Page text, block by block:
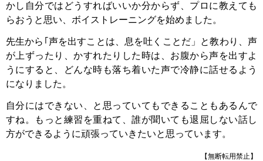
かし自分ではどうすればいいか分からず、プロに教えても
らおうと思い、ボイストレーニングを始めました。
先生から｢声を出すことは、息を吐くことだ」と教わり、声
が上ずったり、かすれたりした時は、お腹から声を出すよ
うにすると、どんな時も落ち着いた声で冷静に話せるよう
になりました。
自分にはできない、と思っていてもできることもあるんで
すね。もっと練習を重ねて、誰が聞いても退屈しない話し
方ができるように頑張っていきたいと思っています。
【無断転用禁止】